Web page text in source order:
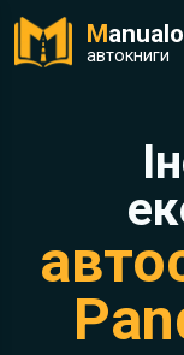
M
автокниги